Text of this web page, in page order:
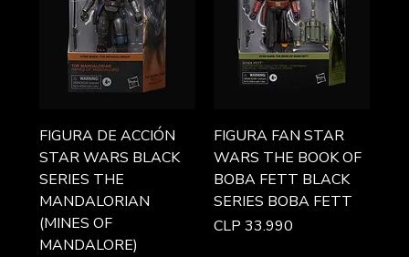
FIGURA DE ACCIÓN
STAR WARS BLACK
SERIES THE
MANDALORIAN
(MINES OF
MANDALORE)
FIGURA FAN STAR
WARS THE BOOK OF
BOBA FETT BLACK
SERIES BOBA FETT
Preço
CLP 33.990